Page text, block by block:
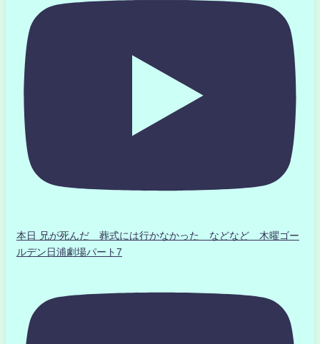
本日 兄が死んだ 葬式には行かなかった などなど 木曜ゴー
ルデン日浦劇場パート7